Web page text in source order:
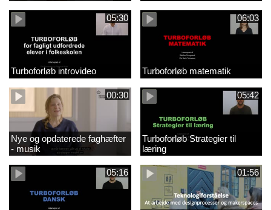
05:30
Turboforløb introvideo
06:03
Turboforløb matematik
00:30
Nye og opdaterede faghæfter
- musik
05:42
Turboforløb Strategier til
læring
05:16 01:56